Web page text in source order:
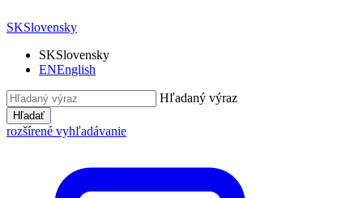
SKSlovensky
SKSlovensky
ENEnglish
Hľadaný výraz
Hľadať
rozšírené vyhľadávanie